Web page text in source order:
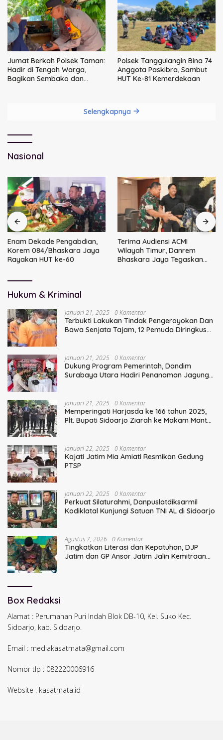
Jumat Berkah Polsek Taman:
Hadir di Tengah Warga,
Bagikan Sembako dan
Polsek Tanggulangin Bina 74
Anggota Paskibra, Sambut
HUT Ke-81 Kemerdekaan
Selengkapnya
Nasional
Enam Dekade Pengabdian,
Korem 084/Bhaskara Jaya
Rayakan HUT ke-60
Terima Audiensi ACMI
Wilayah Timur, Danrem
Bhaskara Jaya Tegaskan
Hukum & Kriminal
Januari 21, 2025 0 Komentar
Terbukti Lakukan Tindak Pengeroyokan Dan
Bawa Senjata Tajam, 12 Pemuda Diringkus
Januari 21, 2025 0 Komentar
Dukung Program Pemerintah, Dandim
Surabaya Utara Hadiri Penanaman Jagung
Januari 21, 2025 0 Komentar
Memperingati Harjasda ke 166 tahun 2025,
Plt. Bupati Sidoarjo Ziarah ke Makam Mantan
Januari 22, 2025 0 Komentar
Kajati Jatim Mia Amiati Resmikan Gedung
PTSP
Januari 22, 2025 0 Komentar
Perkuat Silaturahmi, Danpuslatdiksarmil
Kodiklatal Kunjungi Satuan TNI AL di Sidoarjo
Agustus 7, 2026 0 Komentar
Tingkatkan Literasi dan Kepatuhan, DJP
Jatim dan GP Ansor Jatim Jalin Kemitraan
Box Redaksi
Alamat : Perumahan Puri Indah Blok DB-10, Kel. Suko Kec.
Sidoarjo, kab. Sidoarjo.
Email : mediakasatmata@gmail.com
Nomor tlp : 082220006916
Website : kasatmata.id